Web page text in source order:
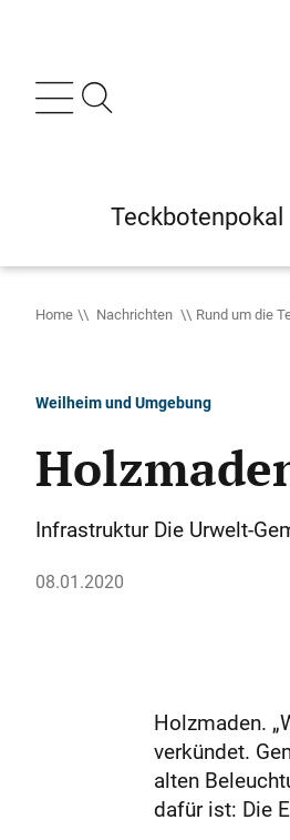
Teckbotenpokal
Home Nachrichten Rund um die
Weilheim und Umgebung
Infrastruktur Die Urwelt-
08.01.2020
Holzmaden.
verkündet.
alten
dafür ist: Die